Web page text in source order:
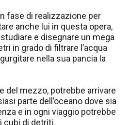
fase di realizzazione per
anche lui in questa opera,
e disegnare un mega
in grado di filtrare l’acqua
nella sua pancia la
del mezzo, potrebbe arrivare
parte dell’oceano dove sia
e in ogni viaggio potrebbe
cubi di detriti.